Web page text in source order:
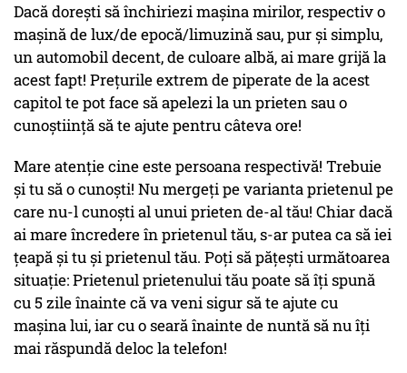
Dacă dorești să închiriezi mașina mirilor, respectiv o
mașină de lux/de epocă/limuzină sau, pur și simplu,
un automobil decent, de culoare albă, ai mare grijă la
acest fapt! Prețurile extrem de piperate de la acest
capitol te pot face să apelezi la un prieten sau o
cunoștiință să te ajute pentru câteva ore!
Mare atenție cine este persoana respectivă! Trebuie
și tu să o cunoști! Nu mergeți pe varianta prietenul pe
care nu-l cunoști al unui prieten de-al tău! Chiar dacă
ai mare încredere în prietenul tău, s-ar putea ca să iei
țeapă și tu și prietenul tău. Poți să pățești următoarea
situație: Prietenul prietenului tău poate să îți spună
cu 5 zile înainte că va veni sigur să te ajute cu
mașina lui, iar cu o seară înainte de nuntă să nu îți
mai răspundă deloc la telefon!